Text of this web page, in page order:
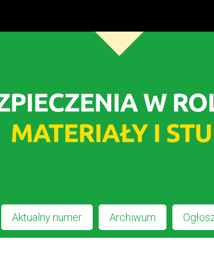
Aktualny numer Archiwum